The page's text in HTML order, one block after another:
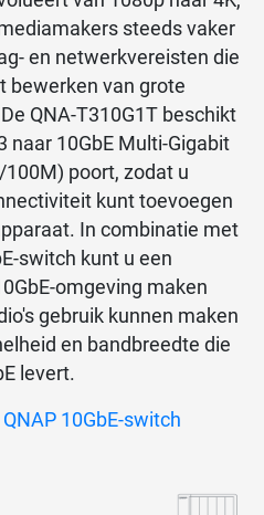
steeds vaker
en netwerkvereisten die
bewerken van grote
QNA-T310G1T beschikt
naar 10GbE Multi-Gigabit
poort, zodat u
kunt toevoegen
In combinatie met
switch kunt u een
omgeving maken
gebruik kunnen maken
en bandbreedte die
levert.
QNAP 10GbE-switch